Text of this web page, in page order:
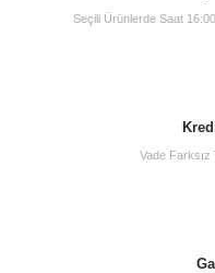
Seçili Ürünlerde Saat
Vade Farksız